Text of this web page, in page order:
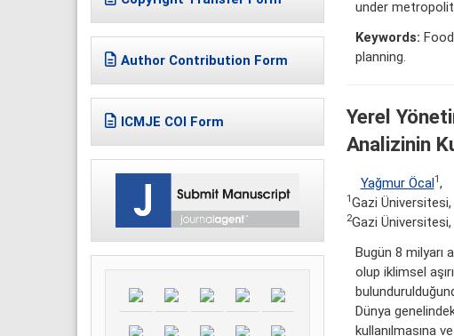
Author Contribution Form
ICMJE COI Form
under
Keywords:
planning.
Yerel
Analizinin
Yağmur Öcal1,
1Gazi
2Gazi
Bugün 8 milyarı
olup iklimsel
Dünya
kullanılmasına